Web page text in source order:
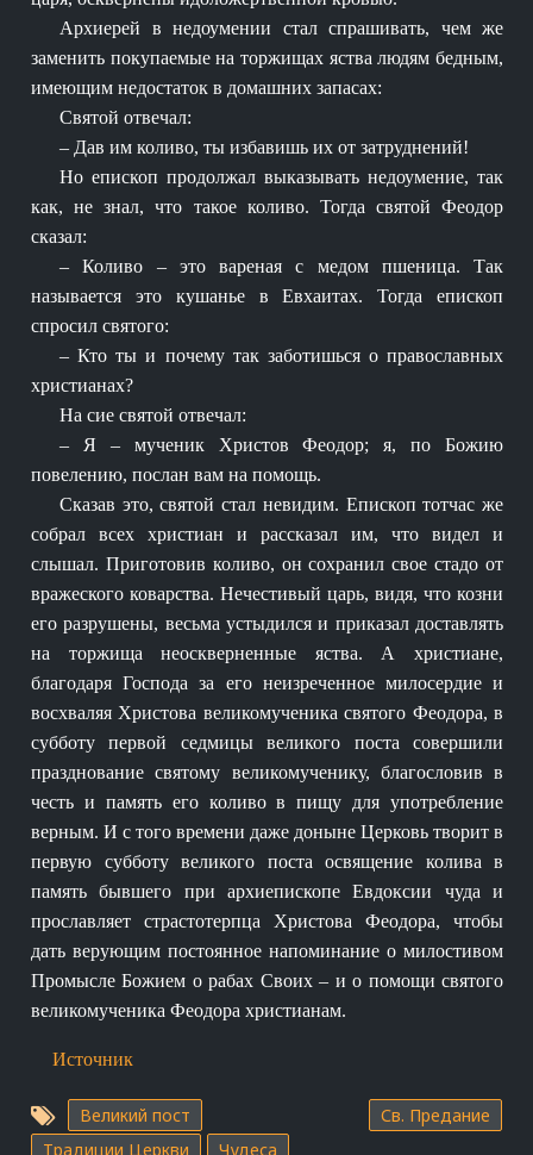
Архиерей в недоумении стал спрашивать, чем же
заменить покупаемые на торжищах яства людям бедным,
имеющим недостаток в домашних запасах:
Святой отвечал:
– Дав им коливо, ты избавишь их от затруднений!
Но епископ продолжал выказывать недоумение, так
как, не знал, что такое коливо. Тогда святой Феодор
сказал:
– Коливо – это вареная с медом пшеница. Так
называется это кушанье в Евхаитах. Тогда епископ
спросил святого:
– Кто ты и почему так заботишься о православных
христианах?
На сие святой отвечал:
– Я – мученик Христов Феодор; я, по Божию
повелению, послан вам на помощь.
Сказав это, святой стал невидим. Епископ тотчас же
собрал всех христиан и рассказал им, что видел и
слышал. Приготовив коливо, он сохранил свое стадо от
вражеского коварства. Нечестивый царь, видя, что козни
его разрушены, весьма устыдился и приказал доставлять
на торжища неоскверненные яства. А христиане,
благодаря Господа за его неизреченное милосердие и
восхваляя Христова великомученика святого Феодора, в
субботу первой седмицы великого поста совершили
празднование святому великомученику, благословив в
честь и память его коливо в пищу для употребление
верным. И с того времени даже доныне Церковь творит в
первую субботу великого поста освящение колива в
память бывшего при архиепископе Евдоксии чуда и
прославляет страстотерпца Христова Феодора, чтобы
дать верующим постоянное напоминание о милостивом
Промысле Божием о рабах Своих – и о помощи святого
великомученика Феодора христианам.
Источник
Великий пост
Св. Предание
Традиции Церкви
Чудеса